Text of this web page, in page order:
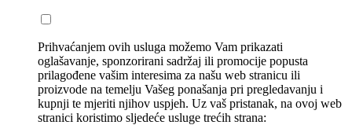
Prihvaćanjem ovih usluga možemo Vam prikazati
oglašavanje, sponzorirani sadržaj ili promocije popusta
prilagođene vašim interesima za našu web stranicu ili
proizvode na temelju Vašeg ponašanja pri pregledavanju i
kupnji te mjeriti njihov uspjeh. Uz vaš pristanak, na ovoj web
stranici koristimo sljedeće usluge trećih strana: